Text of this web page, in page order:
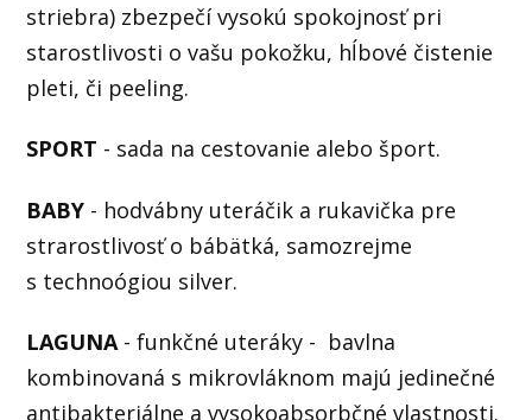
striebra) zbezpečí vysokú spokojnosť pri
starostlivosti o vašu pokožku, hĺbové čistenie
pleti, či peeling.
SPORT - sada na cestovanie alebo šport.
BABY - hodvábny uteráčik a rukavička pre
strarostlivosť o bábätká, samozrejme
s technoógiou silver.
LAGUNA- funkčné uteráky - bavlna
kombinovaná s mikrovláknom majú jedinečné
antibakteriálne a vysokoabsorbčné vlastnosti.